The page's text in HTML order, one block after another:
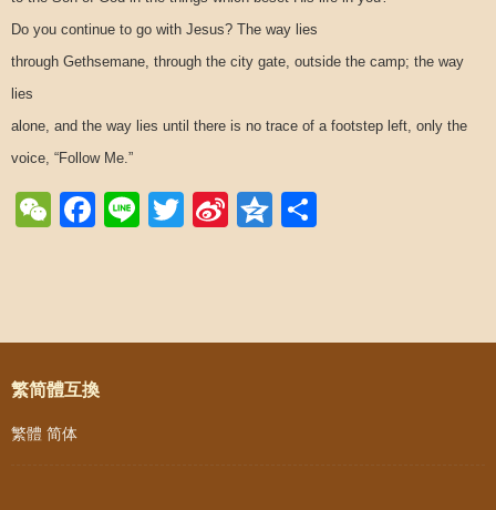
Do you continue to go with Jesus? The way lies
through Gethsemane, through the city gate, outside the camp; the way
lies
alone, and the way lies until there is no trace of a footstep left, only the
voice, “Follow Me.”
WeChat
Facebook
LineTwitter
SinaQzone
Post navigation
繁简體互換
繁體 简体